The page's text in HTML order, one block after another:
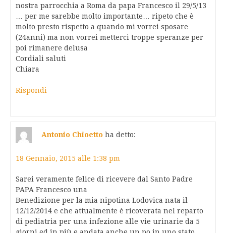
nostra parrocchia a Roma da papa Francesco il 29/5/13
… per me sarebbe molto importante… ripeto che è
molto presto rispetto a quando mi vorrei sposare
(24anni) ma non vorrei metterci troppe speranze per
poi rimanere delusa
Cordiali saluti
Chiara
Rispondi
Antonio Chioetto ha detto:
18 Gennaio, 2015 alle 1:38 pm
Sarei veramente felice di ricevere dal Santo Padre
PAPA Francesco una
Benedizione per la mia nipotina Lodovica nata il
12/12/2014 e che attualmente è ricoverata nel reparto
di pediatria per una infezione alle vie urinarie da 5